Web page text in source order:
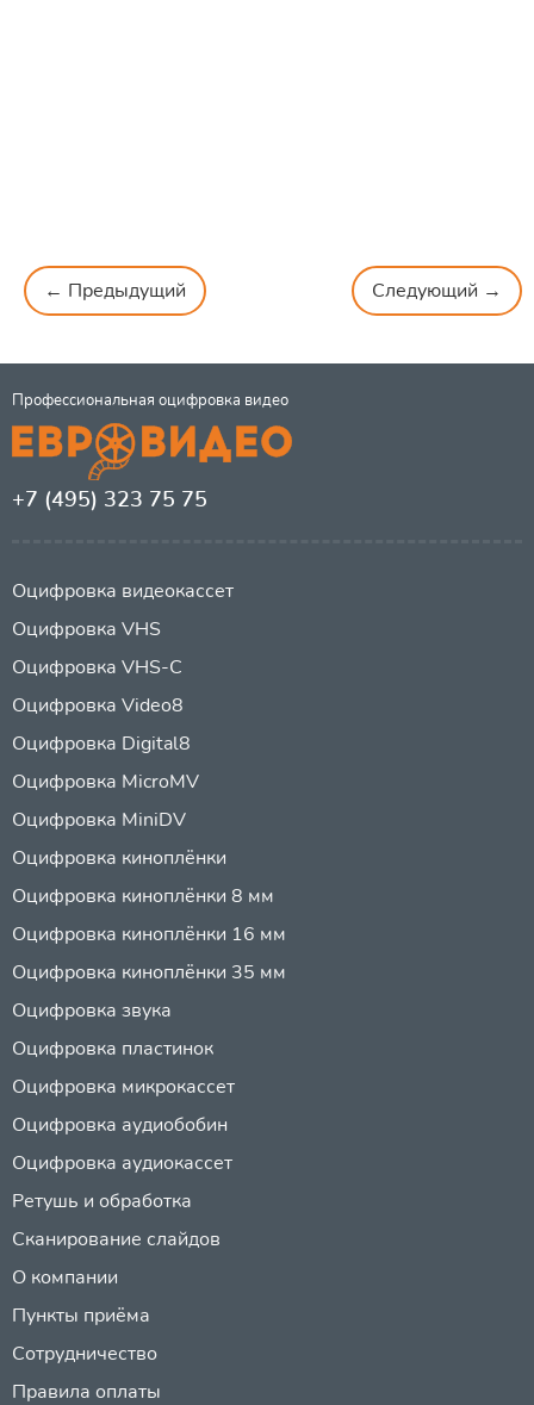
← Предыдущий Следующий →
Профессиональная оцифровка видео
+7 (495) 323 75 75
Оцифровка видеокассет
Оцифровка VHS
Оцифровка VHS-C
Оцифровка Video8
Оцифровка Digital8
Оцифровка MicroMV
Оцифровка MiniDV
Оцифровка киноплёнки
Оцифровка киноплёнки 8 мм
Оцифровка киноплёнки 16 мм
Оцифровка киноплёнки 35 мм
Оцифровка звука
Оцифровка пластинок
Оцифровка микрокассет
Оцифровка аудиобобин
Оцифровка аудиокассет
Ретушь и обработка
Сканирование слайдов
О компании
Пункты приёма
Сотрудничество
Правила оплаты